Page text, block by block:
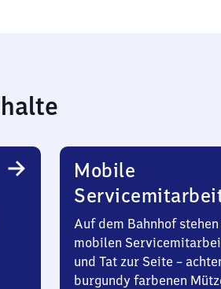
Mobile
Auf dem Bahnhof
mobilen
und Tat zur Seite –
burgundy farbenen